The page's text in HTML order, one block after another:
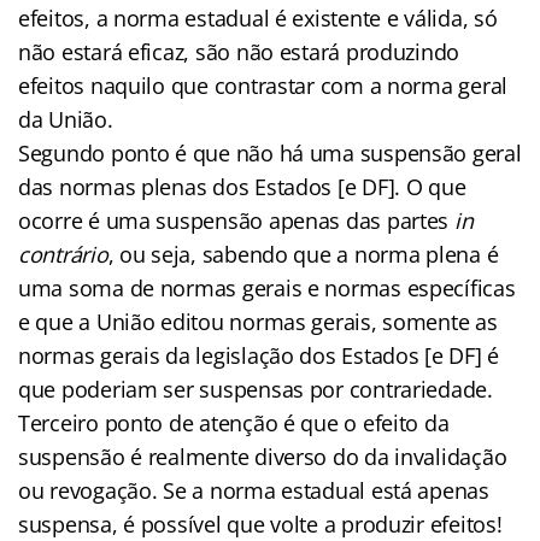
efeitos, a norma estadual é existente e válida, só
não estará eficaz, são não estará produzindo
efeitos naquilo que contrastar com a norma geral
da União.
Segundo ponto é que não há uma suspensão geral
das normas plenas dos Estados [e DF]. O que
ocorre é uma suspensão apenas das partes in
contrário, ou seja, sabendo que a norma plena é
uma soma de normas gerais e normas específicas
e que a União editou normas gerais, somente as
normas gerais da legislação dos Estados [e DF] é
que poderiam ser suspensas por contrariedade.
Terceiro ponto de atenção é que o efeito da
suspensão é realmente diverso do da invalidação
ou revogação. Se a norma estadual está apenas
suspensa, é possível que volte a produzir efeitos!